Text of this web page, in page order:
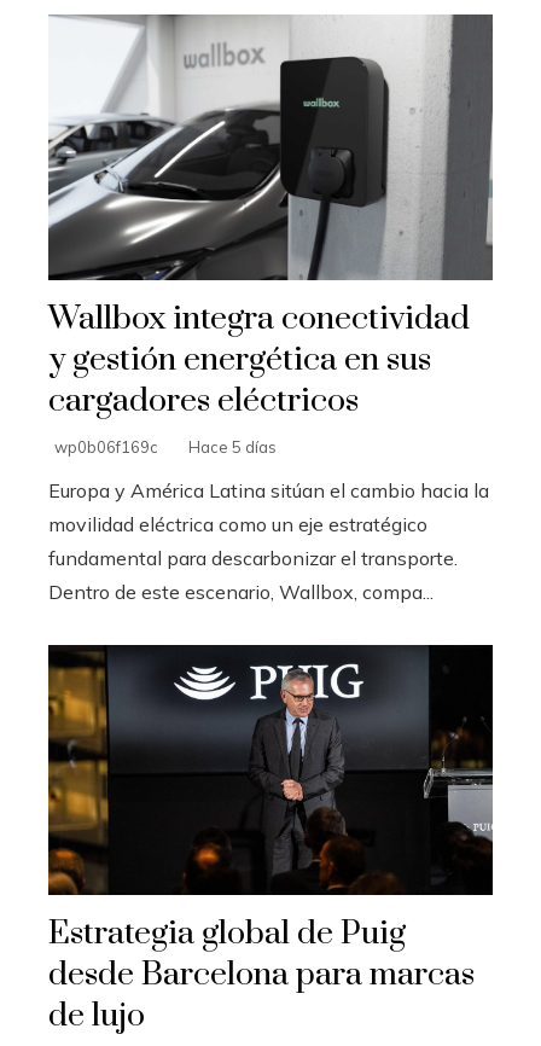
Wallbox integra conectividad
y gestión energética en sus
cargadores eléctricos
wp0b06f169c Hace 5 días
Europa y América Latina sitúan el cambio hacia la
movilidad eléctrica como un eje estratégico
fundamental para descarbonizar el transporte.
Dentro de este escenario, Wallbox, compa...
Estrategia global de Puig
desde Barcelona para marcas
de lujo